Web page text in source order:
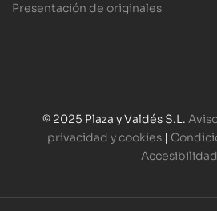
Presentación de originales
© 2025 Plaza y Valdés S.L.
privacidad y cookies |
Accesibilidad